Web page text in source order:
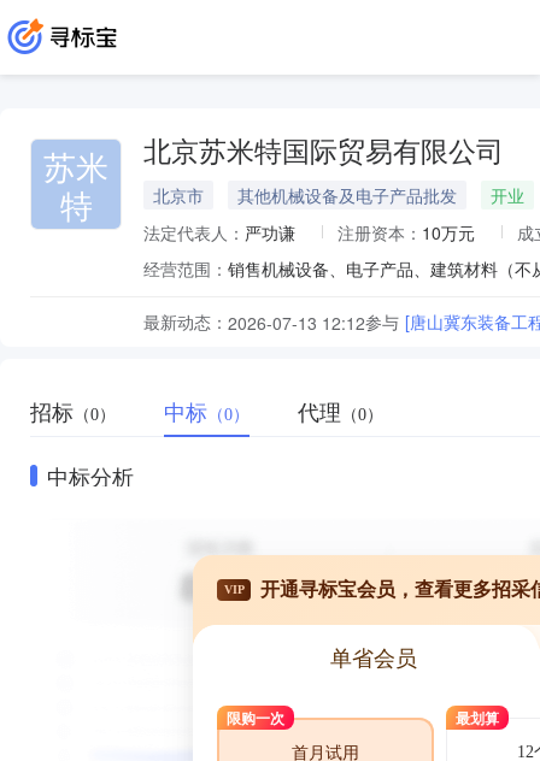
苏米
特
北京苏米特国际贸易有限公司
北京市 其他机械设备及电子产品批发
开业
法定代表人： 严功谦 注册资本： 10万元
成
经营范围：
最新动态： 2026-07-13 12:12参与 [唐山冀东装备工
招标 （0） 中标 （0） 代理 （0）
中标分析
VIP 开通寻标宝会员，查看更多招采
单省会员
限购一次
首月试用
最划算
12